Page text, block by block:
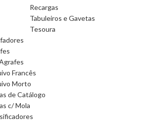
Recargas
Tabuleiros e Gavetas
Tesoura
Francês
Morto
de Catálogo
c/ Mola